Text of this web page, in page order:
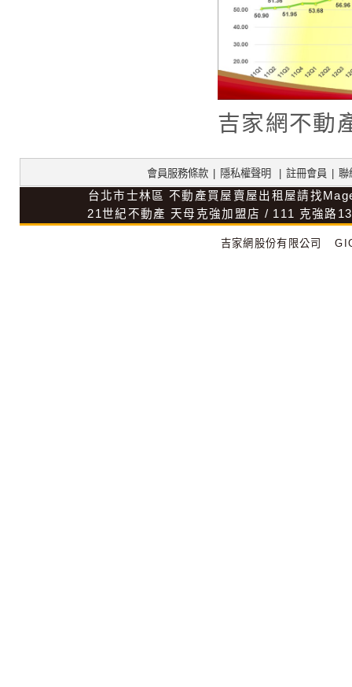
吉家網不動
會員服務條款 隱私權聲明 註冊會員 聯
台北市士林區 不動產買屋賣屋出租屋請找
21世紀不動產 天母克強加盟店 / 111 克強路
吉家網股份有限公司